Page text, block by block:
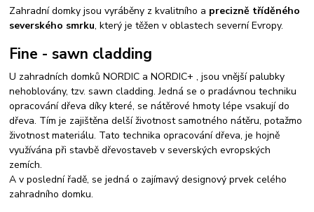
Zahradní domky jsou vyráběny z kvalitního a precizně tříděného
severského smrku, který je těžen v oblastech severní Evropy.
Fine - sawn cladding
U zahradních domků NORDIC a NORDIC+ , jsou vnější palubky
nehoblovány, tzv. sawn cladding. Jedná se o pradávnou techniku
opracování dřeva díky které, se nátěrové hmoty lépe vsakují do
dřeva. Tím je zajištěna delší životnost samotného nátěru, potažmo
životnost materiálu. Tato technika opracování dřeva, je hojně
využívána při stavbě dřevostaveb v severských evropských
zemích.
A v poslední řadě, se jedná o zajímavý designový prvek celého
zahradního domku.